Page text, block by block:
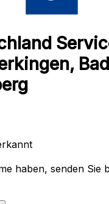
haben, senden Sie